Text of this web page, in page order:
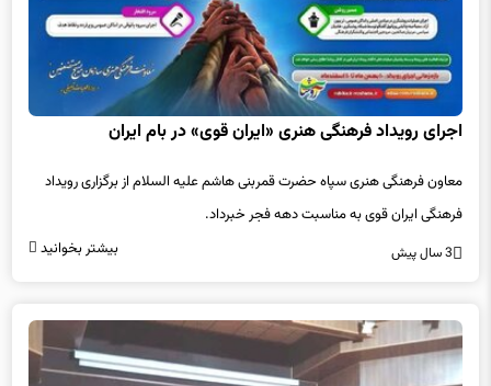
اجرای رویداد فرهنگی هنری «ایران قوی» در بام ایران
معاون فرهنگی هنری سپاه حضرت قمربنی هاشم علیه السلام از برگزاری رویداد
فرهنگی ایران قوی به مناسبت دهه فجر خبرداد.
3 سال پیش بیشتر بخوانید